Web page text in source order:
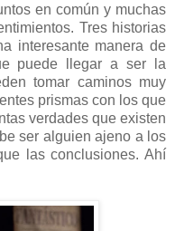
en común y muchas
Tres historias
interesante manera de
puede llegar a ser la
tomar caminos muy
prismas con los que
verdades que existen
ser alguien ajeno a los
las conclusiones. Ahí